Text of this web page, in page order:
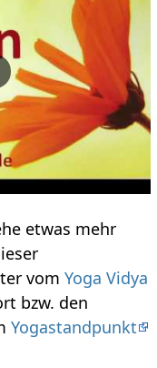
vomYoga Vidya
bzw. den
Yogastandpunkt